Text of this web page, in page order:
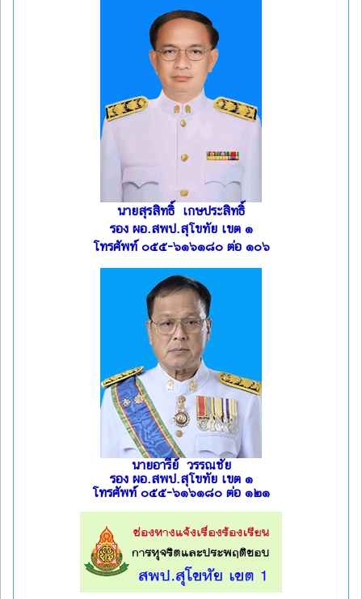
นายสุรสิทธิ์ เกษประสิทธิ์
รอง ผอ.สพป.สุโขทัย เขต ๑
โทรศัพท์ ๐๕๕-๖๑๖๑๘๐ ต่อ ๑๐๖
นายอารีย์ วรรณชัย
รอง ผอ.สพป.สุโขทัย เขต ๑
โทรศัพท์ ๐๕๕-๖๑๖๑๘๐ ต่อ ๑๒๑